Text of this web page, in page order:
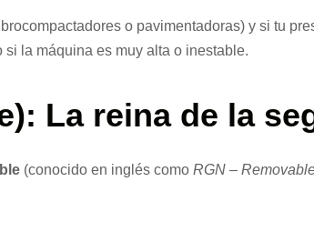
o pavimentadoras) y si tu
la máquina es muy alta o inestable.
La reina de la
(conocido en inglés como RGN –